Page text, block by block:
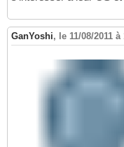
GanYoshi, le 11/08/2011 à